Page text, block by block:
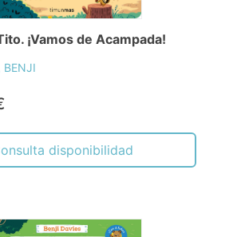
¡Vamos de Acampada!
BENJI
disponibilidad